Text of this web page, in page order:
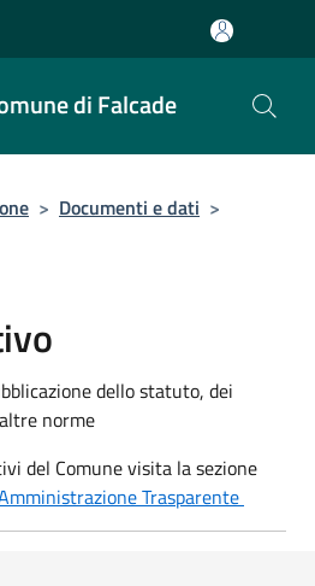
di Falcade
> Documenti e dati >
dello statuto, dei
norme
del Comune visita la sezione
Trasparente